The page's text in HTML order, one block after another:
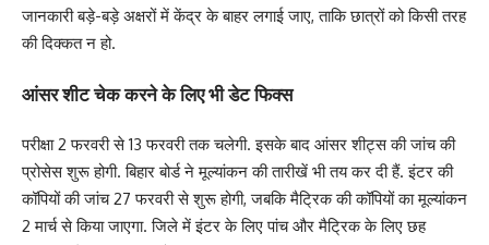
जानकारी बड़े-बड़े अक्षरों में केंद्र के बाहर लगाई जाए, ताकि छात्रों को किसी तरह
की दिक्कत न हो.
आंसर शीट चेक करने के लिए भी डेट फिक्स
परीक्षा 2 फरवरी से 13 फरवरी तक चलेगी. इसके बाद आंसर शीट्स की जांच की
प्रोसेस शुरू होगी. बिहार बोर्ड ने मूल्यांकन की तारीखें भी तय कर दी हैं. इंटर की
कॉपियों की जांच 27 फरवरी से शुरू होगी, जबकि मैट्रिक की कॉपियों का मूल्यांकन
2 मार्च से किया जाएगा. जिले में इंटर के लिए पांच और मैट्रिक के लिए छह